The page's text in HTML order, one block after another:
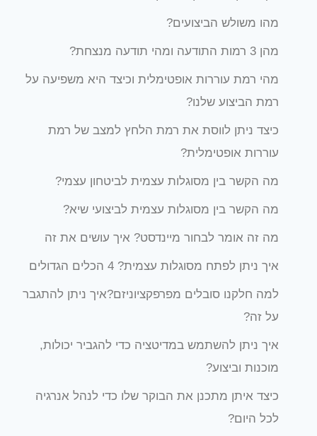
מהו משולש הביצועים?
מהן 3 רמות התודעה ומהי תודעה מנצחת?
מהי רמת עוררות אופטימלית וכיצד היא משפיעה על
רמת הביצוע שלנו?
כיצד ניתן לווסת את רמת הלחץ למצב של רמת
עוררות אופטימלית?
מה הקשר בין מסוגלות עצמית לביטחון עצמי?
מה הקשר בין מסוגלות עצמית לביצועי שיא?
מה זה אומר לבחור מיינדסט? איך עושים את זה
איך ניתן לפתח מסוגלות עצמית? 4 הכלים הגדולים
למה חלקנו סובלים מפרפקציוניזם?איך ניתן להתגבר
על זה?
איך ניתן להשתמש במדיטציה כדי להגביר יכולות,
מוכנות וביצוע?
כיצד איתן מתכנן את הבוקר שלו כדי לנהל אנרגיה
לכל היום?